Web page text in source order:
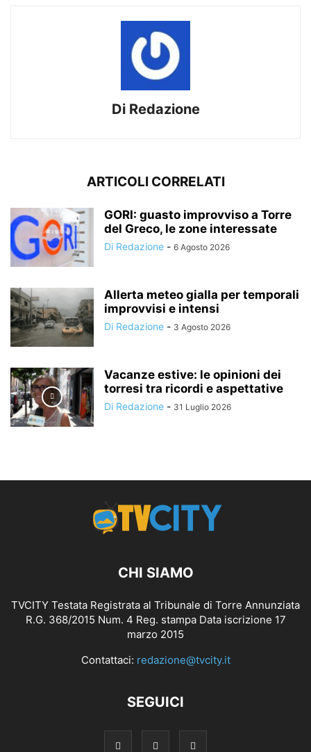
Di Redazione
ARTICOLI CORRELATI
GORI: guasto improvviso a Torre
del Greco, le zone interessate
Di Redazione - 6 Agosto 2026
Allerta meteo gialla per temporali
improvvisi e intensi
Di Redazione - 3 Agosto 2026
Vacanze estive: le opinioni dei
torresi tra ricordi e aspettative
Di Redazione - 31 Luglio 2026
CHI SIAMO
TVCITY Testata Registrata al Tribunale di Torre Annunziata
R.G. 368/2015 Num. 4 Reg. stampa Data iscrizione 17
marzo 2015
Contattaci: redazione@tvcity.it
SEGUICI